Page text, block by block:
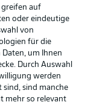
verwalten
greifen auf
oder eindeutige
von
für die
um Ihnen
Durch Auswahl
werden
sind, sind manche
mehr so relevant